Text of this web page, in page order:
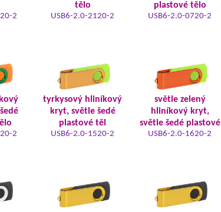
2
tělo
USB6-2.0-2120-2
plastové tělo
USB6-2.0-0720-2
2
tyrkysový hliníkový
kryt, světle šedé
plastové těl
USB6-2.0-1520-2
světle zelený
hliníkový kryt,
světle šedé plastové
USB6-2.0-1620-2